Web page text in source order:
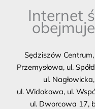
Internet
Sędziszów Centrum,
Przemysłowa, ul.
ul.
ul. Widokowa, ul.
ul. Dworcowa 17,